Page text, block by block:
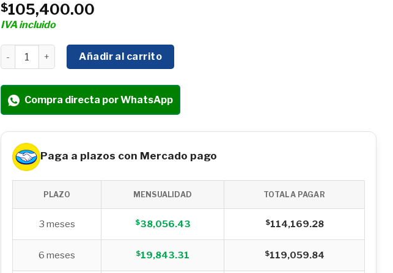
$105,400.00
IVA incluido
HIDROLAVADORA ELÉCTRICA HYUNDAI C/MOTOR TRIFÁSICO 20 HP 5800 PSI 220V/
Añadir al carrito
Compra directa por WhatsApp
Paga a plazos con Mercado pago
PLAZO MENSUALIDAD TOTAL A PAGAR
3 meses $38,056.43 $114,169.28
6 meses $19,843.31 $119,059.84